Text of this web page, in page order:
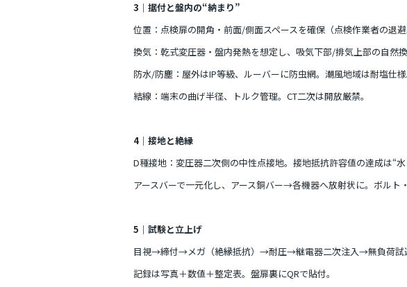
3｜据付と盤内の“納まり”
位置：点検扉の開角・前面/側面スペースを確保（点検作業者の退避
換気：乾式変圧器・盤内発熱を想定し、吸気下部/排気上部の自然
防水/防塵：屋外はIP等級、ルーバーに防虫網。潮風地域は耐塩仕様
結線：端末の曲げ半径、トルク管理。CT二次は開放厳禁。
4｜接地と絶縁
D種接地：変圧器二次側の中性点接地。接地抵抗許容値の達成は“水
アースバーで一元化し、アース銅バー→各機器へ放射状に。ボルト
5｜試験と立上げ
目視→締付→メガ（絶縁抵抗）→耐圧→継電器二次注入→無負荷試
記録は写真＋数値＋整定表。盤扉裏にQRで貼付。